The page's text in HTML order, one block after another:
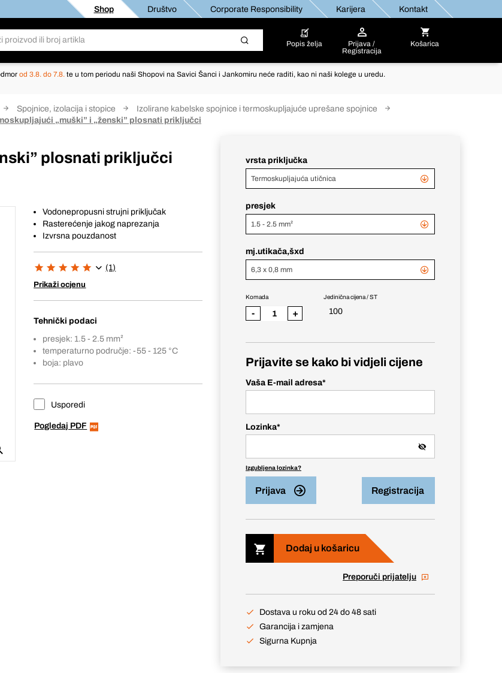
Shop Društvo Corporate Responsibility Karijera Kontakt
Popis želja
Prijava /
Registracija
Košarica
od 3.8. do 7.8. te u tom periodu naši Shopovi na Savici Šanci i Jankomiru neće raditi, kao ni naši kolege u uredu.
Spojnice, izolacija i stopice
Izolirane kabelske spojnice i termoskupljajuće uprešane spojnice
„muški” i „ženski” plosnati priključci
plosnati priključci
Vodonepropusni strujni priključak
Rasterećenje jakog naprezanja
Izvrsna pouzdanost
(1)
Prikaži ocjenu
Tehnički podaci
presjek: 1.5 - 2.5 mm²
temperaturno područje: -55 - 125 °C
boja: plavo
Usporedi
Pogledaj PDF
vrsta priključka
Termoskupljajuća utičnica
presjek
1.5 - 2.5 mm²
mj.utikača,šxd
6,3 x 0,8 mm
Jedinična cijena / ST
100
Komada
- +
Prijavite se kako bi vidjeli cijene
Vaša E-mail adresa*
Lozinka*
Izgubljena lozinka?
Prijava Registracija
Dodaj u košaricu
Preporuči prijatelju
Dostava u roku od 24 do 48 sati
Garancija i zamjena
Sigurna Kupnja